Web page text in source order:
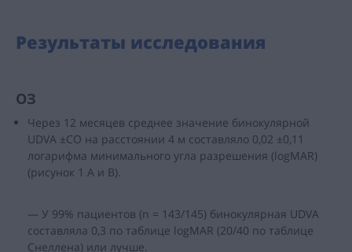
Результаты исследования
ОЗ
Через 12 месяцев среднее значение бинокулярной
UDVA ±СО на расстоянии 4 м составляло 0,02 ±0,11
логарифма минимального угла разрешения (logMAR)
(рисунок 1 A и B).
— У 99% пациентов (n = 143/145) бинокулярная UDVA
составляла 0,3 по таблице logMAR (20/40 по таблице
Снеллена) или лучше.